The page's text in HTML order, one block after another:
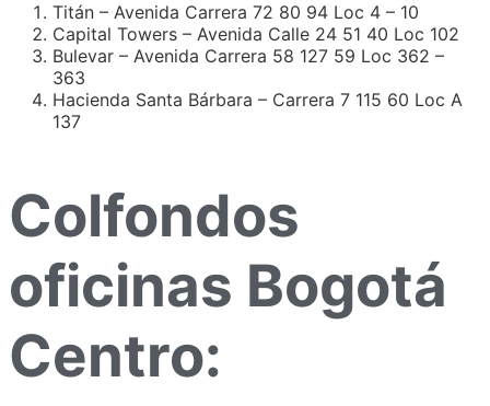
Titán – Avenida Carrera 72 80 94 Loc 4 – 10
Capital Towers – Avenida Calle 24 51 40 Loc 102
Bulevar – Avenida Carrera 58 127 59 Loc 362 –
363
Hacienda Santa Bárbara – Carrera 7 115 60 Loc A
137
Colfondos
oficinas Bogotá
Centro: